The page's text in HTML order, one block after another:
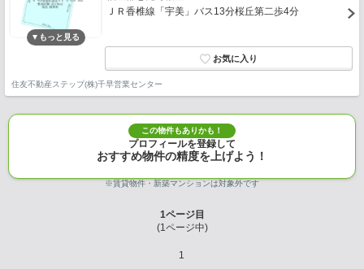
ＪＲ香椎線「宇美」バス13分桜丘第二歩4分
住友不動産ステップ(株)千早営業センター
この物件もありかも！
プロフィールを登録して
おすすめ物件の精度を上げよう！
※賃貸物件・新築マンションは対象外です
1ページ目
(1ページ中)
1